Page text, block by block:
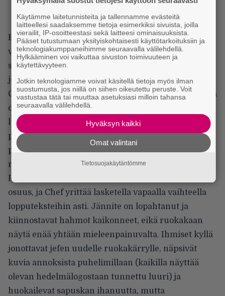
Elokuvan alkupuoli on yksinkertaisesti rakastettava,
vaikka paikoin vallitseekin kiusaannuttava tunne
siitä, että kyseessä on sosiaalisen median käyttöön
johdatteleva opetusvideo keski-iän ohittaneille, kun
Casperin 10-vuotias poika letkauttelee somesanastoa
diginatiivin välittömyydellä ja auttaa isäänsä
luomaan käyttäjätilejä. Casper vuorostaan opastaa
perijäänsä arvostamaan hyvää ruokaa ja ottaa
pikkuvanhan ipanan mukaan
ruokarekkabisnekseen.
Puolivälin jälkeen alkaa pitkäveteinen road trip -
osuus, ja Chef yrittää lasketella vapaalla vaihteella
lopputeksteihin asti. Jännite on lopahtanut ja
kiinnostavat hahmot kaikonneet, eikä ruokakaan
näytä enää yhtään mieleenpainuvalta. Ihmiset kyllä
jonottavat jefen uudelle ruokakärrylle, näpsivät
kuvia annoksista puhelimillaan (kaikilla näyttää
olevan hedelmälogostaan tunnettu luuri) ja
huokailevat sapuskan ihanuutta, mutta
Käytämme laitetunnisteita ja tallennamme evästeitä
laitteellesi saadaksemme tietoja esimerkiksi sivuista, joilla
vierailit, IP-osoitteestasi sekä laitteesi ominaisuuksista.
Pääset tutustumaan yksityiskohtaisesti käyttötarkoituksiin ja
teknologiakumppaneihimme seuraavalla välilehdellä.
Hylkääminen voi vaikuttaa sivuston toimivuuteen ja
käytettävyyteen.
Jotkin teknologiamme voivat käsitellä tietoja myös ilman
suostumusta, jos niillä on siihen oikeutettu peruste. Voit
vastustaa tätä tai muuttaa asetuksiasi milloin tahansa
seuraavalla välilehdellä.
Hyväksyn kaikki
Omat valintani
Tietosuojakäytäntömme